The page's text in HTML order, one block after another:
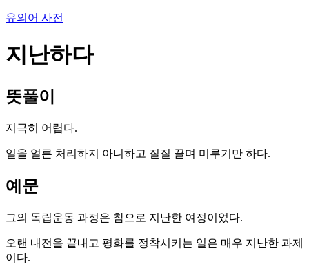
유의어 사전
지난하다
뜻풀이
지극히 어렵다.
일을 얼른 처리하지 아니하고 질질 끌며 미루기만 하다.
예문
그의 독립운동 과정은 참으로 지난한 여정이었다.
오랜 내전을 끝내고 평화를 정착시키는 일은 매우 지난한 과제
이다.